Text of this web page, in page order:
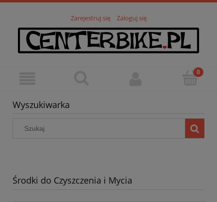
Zarejestruj się Zaloguj się
Wyszukiwarka
Środki do Czyszczenia i Mycia